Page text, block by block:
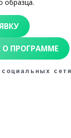
образца.
О ПРОГРАММЕ